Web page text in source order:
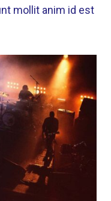
mollit anim id est